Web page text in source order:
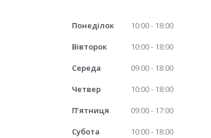
Понеділок 10:00
18:00
Вівторок
10:00
18:00
Середа
09:00
18:00
Четвер
10:00
18:00
Пʼятниця
09:00
17:00
Субота
10:00
18:00